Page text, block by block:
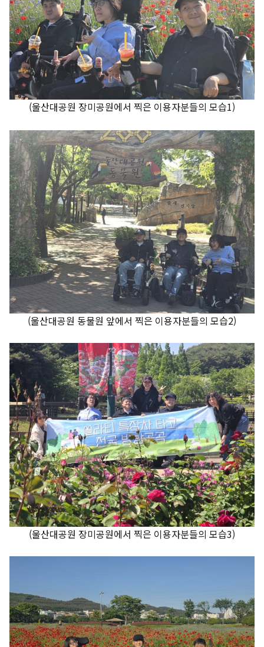
(울산대공원 장미공원에서 찍은 이용자분들의 모습1)
(울산대공원 동물원 앞에서 찍은 이용자분들의 모습2)
(울산대공원 장미공원에서 찍은 이용자분들의 모습3)